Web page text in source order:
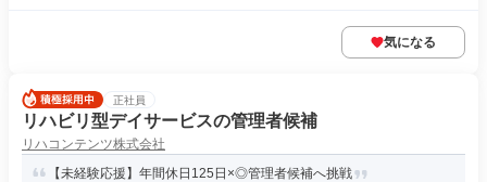
気になる
正社員
リハビリ型デイサービスの管理者候補
リハコンテンツ株式会社
【未経験応援】年間休日125日×◎管理者候補へ挑戦